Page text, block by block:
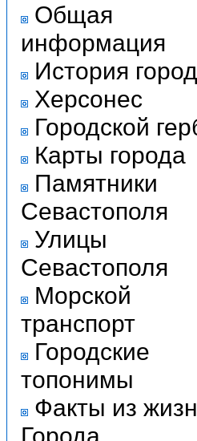
Общая
информация
История
Херсонес
Городской
Карты города
Памятники
Севастополя
Улицы
Севастополя
Морской
транспорт
Городские
топонимы
Факты из
Города